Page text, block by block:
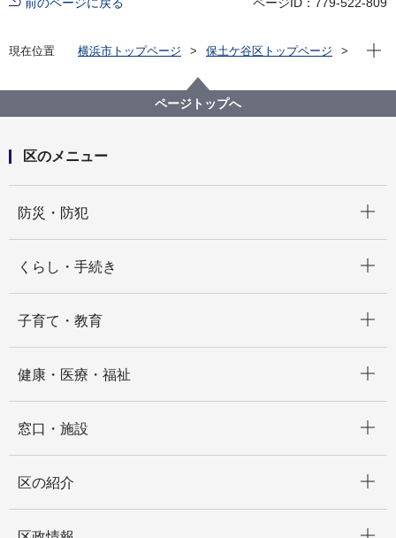
現在位置 横浜市トップページ
保土ケ谷区トップページ
HODO HODO CHALLENGE (ほどチャレ）
現在
ページトップへ
区のメニュー
防災・防犯
くらし・手続き
子育て・教育
健康・医療・福祉
窓口・施設
区の紹介